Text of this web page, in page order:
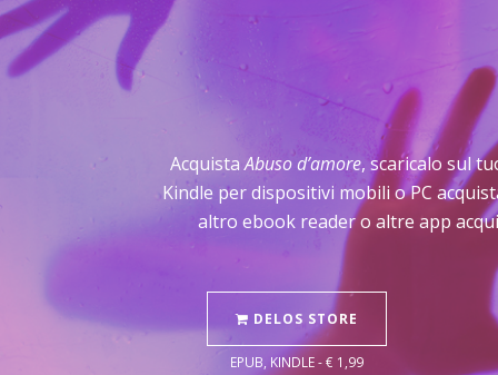
AcquistaAbuso d’amore, scaricalo sul
Kindle per dispositivi mobili o PC
altro ebook reader o altre app
DELOS STORE
EPUB, KINDLE - € 1,99